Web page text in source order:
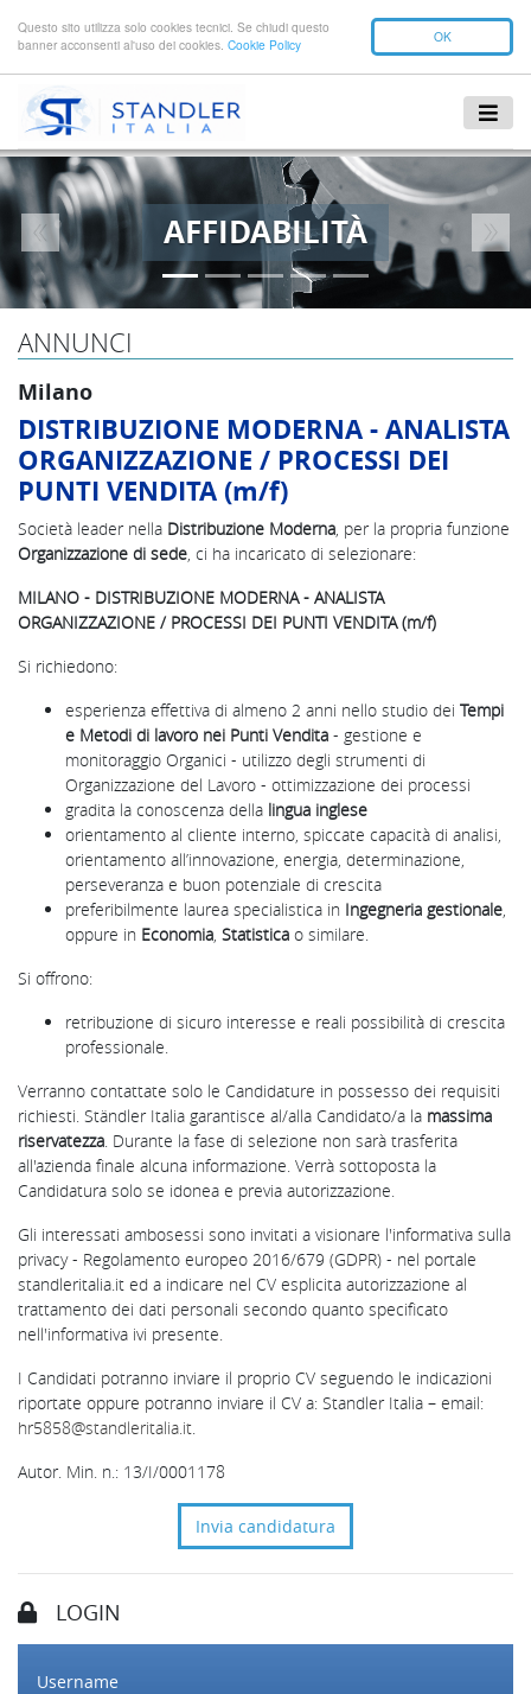
OK
Questo sito utilizza solo cookies tecnici. Se chiudi questo
banner acconsenti al'uso dei cookies. Cookie Policy
AFFIDABILITÀ
Previous Next
ANNUNCI
Milano
DISTRIBUZIONE MODERNA - ANALISTA
ORGANIZZAZIONE / PROCESSI DEI
PUNTI VENDITA (m/f)
Società leader nella Distribuzione Moderna , per la propria funzione
Organizzazione di sede , ci ha incaricato di selezionare:
MILANO - DISTRIBUZIONE MODERNA - ANALISTA
ORGANIZZAZIONE / PROCESSI DEI PUNTI VENDITA (m/f)
Si richiedono:
esperienza effettiva di almeno 2 anni nello studio dei Tempi
e Metodi di lavoro nei Punti Vendita - gestione e
monitoraggio Organici - utilizzo degli strumenti di
Organizzazione del Lavoro - ottimizzazione dei processi
gradita la conoscenza della lingua inglese
orientamento al cliente interno, spiccate capacità di analisi,
orientamento all’innovazione, energia, determinazione,
perseveranza e buon potenziale di crescita
preferibilmente laurea specialistica in Ingegneria gestionale
oppure in Economia Statistica o similare.
Si offrono:
retribuzione di sicuro interesse e reali possibilità di crescita
professionale.
Verranno contattate solo le Candidature in possesso dei requisiti
richiesti. Ständler Italia garantisce al/alla Candidato/a la massima
riservatezza . Durante la fase di selezione non sarà trasferita
all'azienda finale alcuna informazione. Verrà sottoposta la
Candidatura solo se idonea e previa autorizzazione.
Gli interessati ambosessi sono invitati a visionare l'informativa sulla
privacy - Regolamento europeo 2016/679 (GDPR) - nel portale
standleritalia.it ed a indicare nel CV esplicita autorizzazione al
trattamento dei dati personali secondo quanto specificato
nell'informativa ivi presente.
I Candidati potranno inviare il proprio CV seguendo le indicazioni
riportate oppure potranno inviare il CV a: Standler Italia – email:
hr5858@standleritalia.it
Autor. Min. n.: 13/I/0001178
Invia candidatura
LOGIN
Username